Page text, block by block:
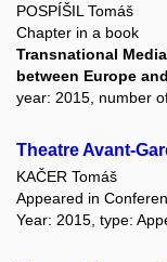
POSPÍŠIL Tomáš
Chapter in a book
Transnational
between Europe
year: 2015, number
Theatre Avant-
KAČER Tomáš
Appeared in
Year: 2015, type: